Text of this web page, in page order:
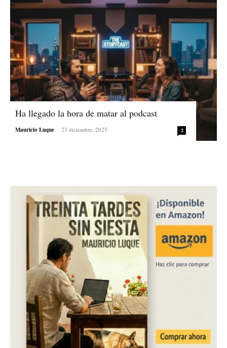
Ha llegado la hora de matar al podcast
Mauricio Luque - 23 diciembre, 2025 2